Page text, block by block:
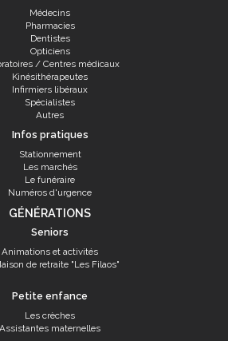
Médecins
Pharmacies
Dentistes
Opticiens
/ Centres médicaux
Kinésithérapeutes
Infirmiers libéraux
Spécialistes
Autres
Infos pratiques
Stationnement
Les marchés
Le funéraire
Numéros d'urgence
GÉNÉRATIONS
Seniors
Animations et activités
de retraite "Les Filaos"
Petite enfance
Les crèches
Assistantes maternelles